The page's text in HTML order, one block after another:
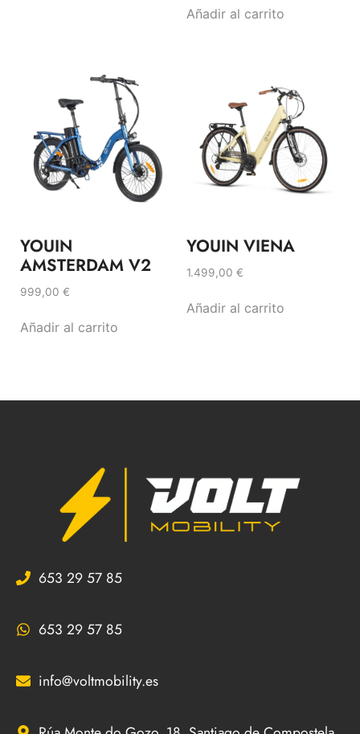
Añadir al carrito
YOUIN
AMSTERDAM V2
999,00 €
Añadir al carrito
YOUIN VIENA
1.499,00 €
Añadir al carrito
653 29 57 85
653 29 57 85
info@voltmobility.es